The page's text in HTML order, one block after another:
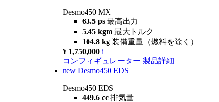
Desmo450 MX
63.5 ps 最高出力
5.45 kgm 最大トルク
104.8 kg 装備重量（燃料を除く）
¥ 1,750,000 i
コンフィギュレーター 製品詳細
new Desmo450 EDS
Desmo450 EDS
449.6 cc 排気量